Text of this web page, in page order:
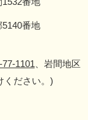
番地
77-1101 、岩間地区
ください。)